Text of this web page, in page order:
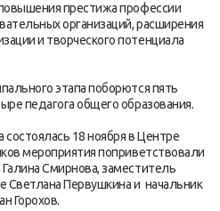
престижа профессии
организаций, расширения
и творческого потенциала
этапа поборются пять
педагога общего образования.
18 ноября в Центре
мероприятия поприветствовали
Смирнова, заместитель
Светлана Первушкина и начальник
Горохов.